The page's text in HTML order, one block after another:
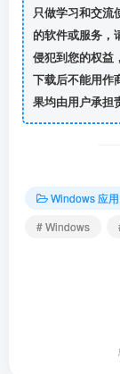
只做学习和交流
的软件或服务，
侵犯到您的权益
下载后不能用作
果均由用户承担
Windows 应用
# Windows